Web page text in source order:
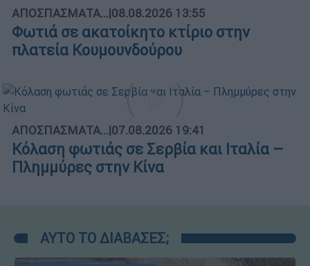
ΑΠΟΣΠΑΣΜΑΤΑ...|08.08.2026 13:55
Φωτιά σε ακατοίκητο κτίριο στην
πλατεία Κουμουνδούρου
ΑΠΟΣΠΑΣΜΑΤΑ...|07.08.2026 19:41
Κόλαση φωτιάς σε Σερβία και Ιταλία –
Πλημμύρες στην Κίνα
ΑΥΤΟ ΤΟ ΔΙΑΒΑΣΕΣ;